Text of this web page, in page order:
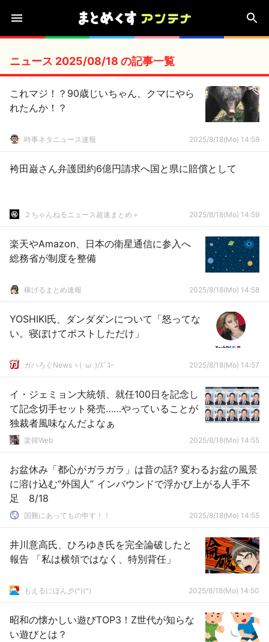
ニュース 2025/08/18 の記事一覧
これマジ！？90歳じいちゃん、クマにやら
れたんか！？
時事ネタニュース速報 2025/8/18(Mo) 14:59
袴田巌さん弁護団約6億円請求へ国と県に賠償として
２ちゃんねるニュース超速まとめ＋ 2025/8/18(Mo) 14:59
楽天やAmazon、日本の衛星通信に参入へ
総務省が制度を整備
稼げるまとめ速報 2025/8/18(Mo) 14:58
YOSHIKI氏、ダンダダンについて「怒ってな
い。寝ぼけてポストしただけ」
ガハろぐNewsヽ(･ω･)/ｽﾞｺｰ 2025/8/18(Mo) 14:57
イ・ジェミョン大統領、就任100日を記念し
て記念切手セット発売……やっていることが
独裁者風味なんだよなぁ
楽韓Web 2025/8/18(Mo) 14:55
お盆休み「都心がガラガラ」は昔の話? 変わるお盆の風景
に溶け込む“外国人” インバウンドで浮かび上がる人手不
足 8/18
国難にあってもの申す！！ 2025/8/18(Mo) 14:55
井川意高氏、ひろゆき氏を完全論破したと
報告 「私は横領ではなく、特別背任」
もえるにほん彡(^)(^) 2025/8/18(Mo) 14:50
昭和の懐かしい遊びTOP3！Z世代が知らな
い遊びとは？